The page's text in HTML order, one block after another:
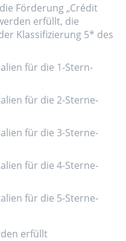
Förderung „Crédit
erfüllt, die
Klassifizierung 5* des
für die 1-Stern-
für die 2-Sterne-
für die 3-Sterne-
für die 4-Sterne-
für die 5-Sterne-
erfüllt